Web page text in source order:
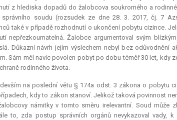
z hlediska dopadů do žalobcova soukromého a
soudu (rozsudek ze dne 28. 3. 2017, čj. 7
také v případě rozhodnutí o ukončení pobytu cizince.
nepřezkoumatelná. Žalobce argumentoval svým
Důkazní návrh jejím výslechem nebyl bez odůvodnění
Sám měl navíc povolen pobyt po dobu téměř 30 let, kdy
rodinného života.
na poslední větu § 174a odst. 3 zákona o pobytu
kdy to zákon stanoví. Jelikož taková povinnost
námitky v tomto směru irelevantní. Soud může
to, zda postup správních orgánů nevykazoval vady,